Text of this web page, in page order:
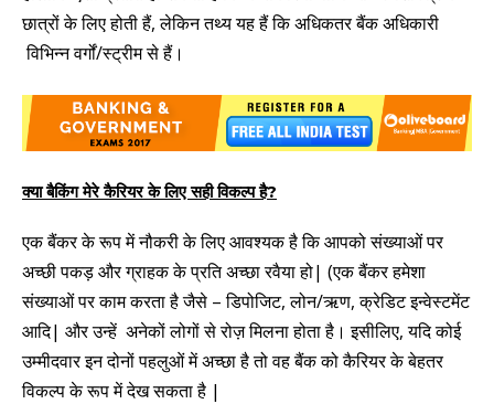
छात्रों के लिए होती हैं, लेकिन तथ्य यह हैं कि अधिकतर बैंक अधिकारी
विभिन्न वर्गों/स्ट्रीम से हैं।
क्या बैकिंग मेरे कैरियर के लिए सही विकल्प है?
एक बैंकर के रूप में नौकरी के लिए आवश्यक है कि आपको संख्याओं पर
अच्छी पकड़ और ग्राहक के प्रति अच्छा रवैया हो| (एक बैंकर हमेशा
संख्याओं पर काम करता है जैसे – डिपोजिट, लोन/ऋण, क्रेडिट इन्वेस्टमेंट
आदि| और उन्हें अनेकों लोगों से रोज़ मिलना होता है। इसीलिए, यदि कोई
उम्मीदवार इन दोनों पहलुओं में अच्छा है तो वह बैंक को कैरियर के बेहतर
विकल्प के रूप में देख सकता है |